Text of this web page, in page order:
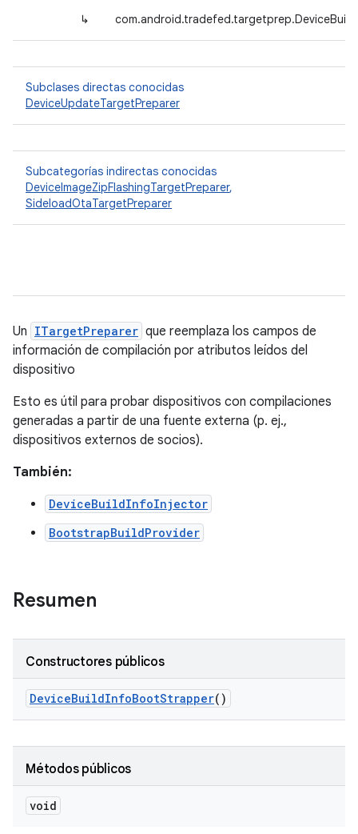
↳
Subclases directas conocidas
DeviceUpdateTargetPreparer
Subcategorías indirectas conocidas
DeviceImageZipFlashingTargetPreparer,
SideloadOtaTargetPreparer
Un ITargetPreparer que reemplaza los campos de
información de compilación por atributos leídos del
dispositivo
Esto es útil para probar dispositivos con compilaciones
generadas a partir de una fuente externa (p. ej.,
dispositivos externos de socios).
También:
DeviceBuildInfoInjector
BootstrapBuildProvider
Resumen
Constructores públicos
DeviceBuildInfoBootStrapper()
Métodos públicos
void